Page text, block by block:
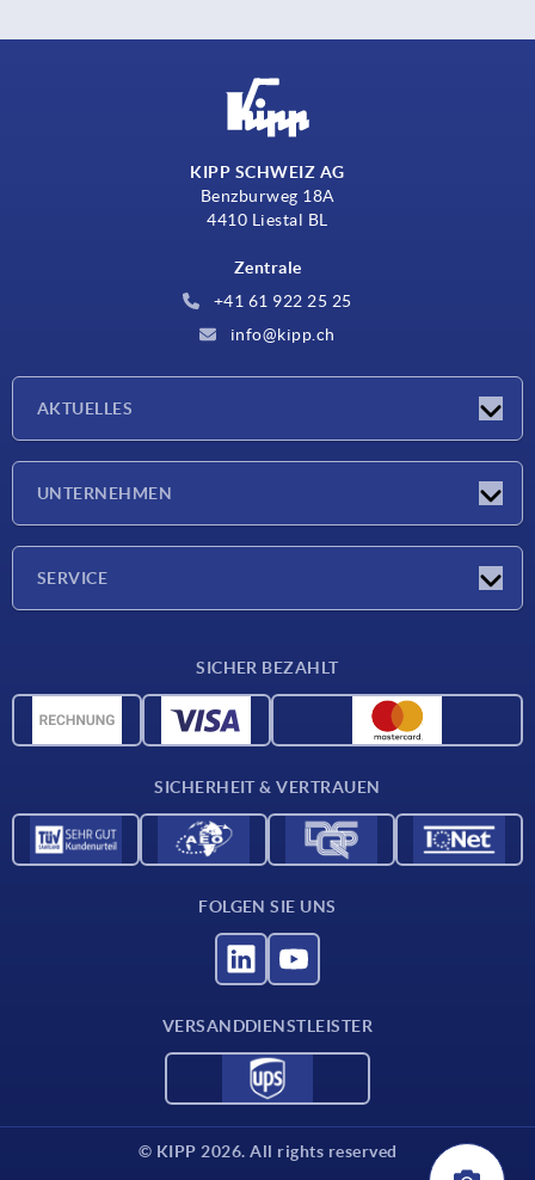
KIPP SCHWEIZ AG
Benzburweg 18A
4410 Liestal BL
Zentrale
+41 61 922 25 25
info@kipp.ch
AKTUELLES
UNTERNEHMEN
SERVICE
CAD-Daten
SICHER BEZAHLT
SICHERHEIT & VERTRAUEN
FOLGEN SIE UNS
VERSANDDIENSTLEISTER
© KIPP 2026. All rights reserved